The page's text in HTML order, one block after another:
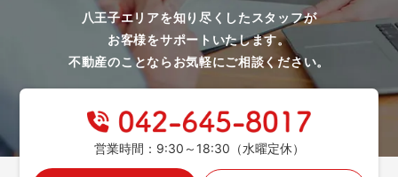
八王子エリアを知り尽くしたスタッフが
お客様をサポートいたします。
不動産のことならお気軽にご相談ください。
営業時間：9:30～18:30（水曜定休）